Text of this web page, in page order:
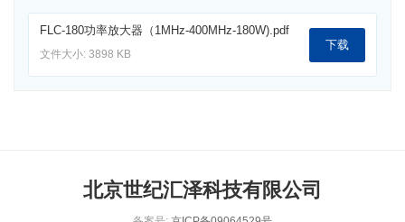
FLC-180功率放大器（1MHz-400MHz-180W).pdf
文件大小: 3898 KB
下载
北京世纪汇泽科技有限公司